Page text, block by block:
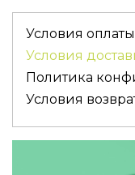
Условия оплаты
Условия
Политика
Условия